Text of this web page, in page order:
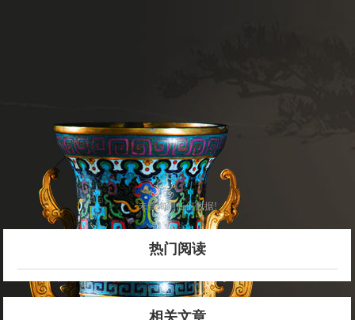
未查询到任何数据!
热门阅读
相关文章